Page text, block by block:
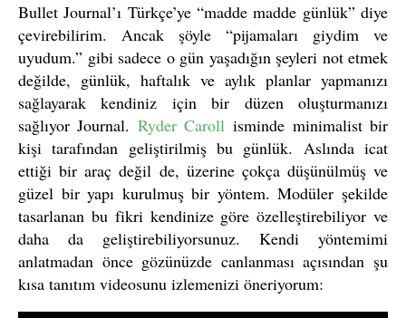
Bullet Journal’ı Türkçe’ye “madde madde günlük” diye
çevirebilirim. Ancak şöyle “pijamaları giydim ve
uyudum.” gibi sadece o gün yaşadığın şeyleri not etmek
değilde, günlük, haftalık ve aylık planlar yapmanızı
sağlayarak kendiniz için bir düzen oluşturmanızı
sağlıyor Journal. Ryder Caroll isminde minimalist bir
kişi tarafından geliştirilmiş bu günlük. Aslında icat
ettiği bir araç değil de, üzerine çokça düşünülmüş ve
güzel bir yapı kurulmuş bir yöntem. Modüler şekilde
tasarlanan bu fikri kendinize göre özelleştirebiliyor ve
daha da geliştirebiliyorsunuz. Kendi yöntemimi
anlatmadan önce gözünüzde canlanması açısından şu
kısa tanıtım videosunu izlemenizi öneriyorum: